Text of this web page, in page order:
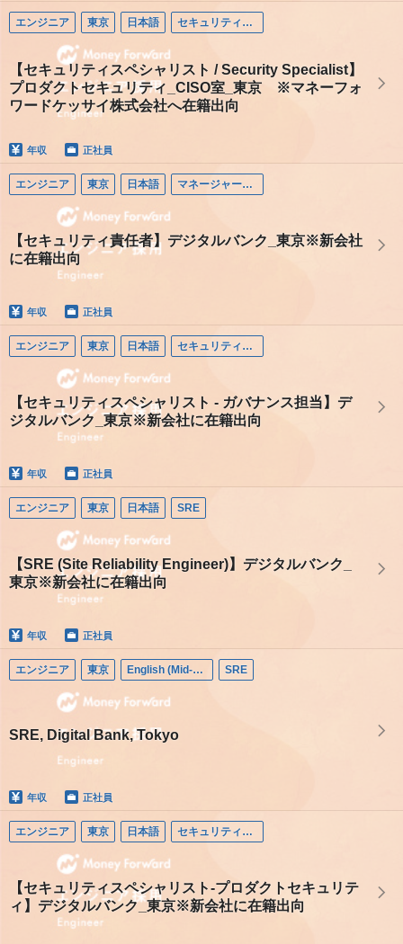
エンジニア 東京 日本語 セキュリティエンジニア
【セキュリティスペシャリスト / Security Specialist】
プロダクトセキュリティ_CISO室_東京 ※マネーフォ
ワードケッサイ株式会社へ在籍出向
年収 正社員
エンジニア 東京 日本語 マネージャー（エンジニア）
【セキュリティ責任者】デジタルバンク_東京※新会社
に在籍出向
年収 正社員
エンジニア 東京 日本語 セキュリティエンジニア
【セキュリティスペシャリスト - ガバナンス担当】デ
ジタルバンク_東京※新会社に在籍出向
年収 正社員
エンジニア 東京 日本語 SRE
【SRE (Site Reliability Engineer)】デジタルバンク_
東京※新会社に在籍出向
年収 正社員
エンジニア 東京 English (Mid-career) SRE
SRE, Digital Bank, Tokyo
年収 正社員
エンジニア 東京 日本語 セキュリティエンジニア
【セキュリティスペシャリスト-プロダクトセキュリテ
ィ】デジタルバンク_東京※新会社に在籍出向